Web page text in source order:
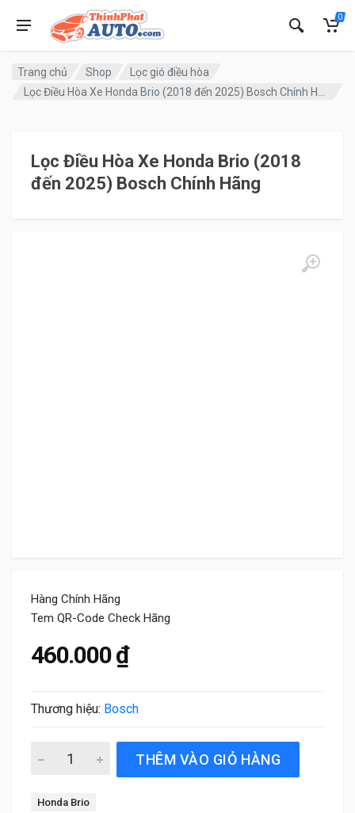
0
Trang chủ Shop
Lọc gió điều hòa
Lọc Điều Hòa Xe Honda Brio (2018
đến 2025) Bosch Chính Hãng
Hàng Chính Hãng
Tem QR-Code Check Hãng
460.000₫
Thương hiệu: Bosch
Lọc Điều Hòa Xe Honda Brio (2018 đến 2025) Bosch
THÊM VÀO GIỎ HÀNG
Tag:
Honda Brio